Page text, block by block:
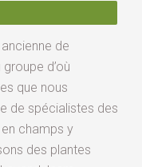
de
d’où
que nous
de spécialistes des
champs y
des plantes